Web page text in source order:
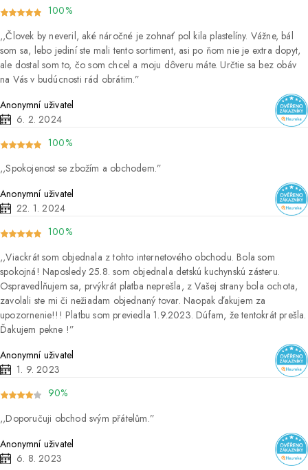
100%
Človek by neveril, aké náročné je zohnať pol kila plastelíny. Vážne, bál
som sa, lebo jediní ste mali tento sortiment, asi po ňom nie je extra dopyt,
ale dostal som to, čo som chcel a moju dôveru máte. Určtie sa bez obáv
na Vás v budúcnosti rád obrátim.
Anonymní uživatel
6. 2. 2024
100%
Spokojenost se zbožím a obchodem.
Anonymní uživatel
22. 1. 2024
100%
Viackrát som objednala z tohto internetového obchodu. Bola som
spokojná! Naposledy 25.8. som objednala detskú kuchynskú zásteru.
Ospravedlňujem sa, prvýkrát platba neprešla, z Vašej strany bola ochota,
zavolali ste mi či nežiadam objednaný tovar. Naopak ďakujem za
upozornenie!!! Platbu som previedla 1.9.2023. Dúfam, že tentokrát prešla.
Ďakujem pekne !
Anonymní uživatel
1. 9. 2023
90%
Doporučuji obchod svým přátelům.
Anonymní uživatel
6. 8. 2023